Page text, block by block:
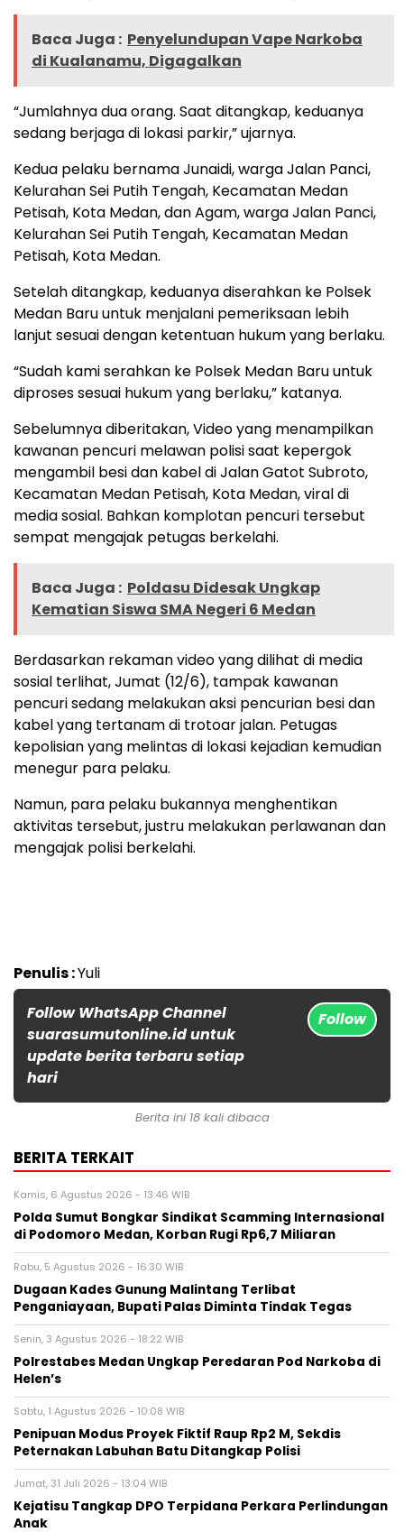
Baca Juga : Penyelundupan Vape Narkoba
di Kualanamu, Digagalkan
“Jumlahnya dua orang. Saat ditangkap, keduanya
sedang berjaga di lokasi parkir,” ujarnya.
Kedua pelaku bernama Junaidi, warga Jalan Panci,
Kelurahan Sei Putih Tengah, Kecamatan Medan
Petisah, Kota Medan, dan Agam, warga Jalan Panci,
Kelurahan Sei Putih Tengah, Kecamatan Medan
Petisah, Kota Medan.
Setelah ditangkap, keduanya diserahkan ke Polsek
Medan Baru untuk menjalani pemeriksaan lebih
lanjut sesuai dengan ketentuan hukum yang berlaku.
“Sudah kami serahkan ke Polsek Medan Baru untuk
diproses sesuai hukum yang berlaku,” katanya.
Sebelumnya diberitakan, Video yang menampilkan
kawanan pencuri melawan polisi saat kepergok
mengambil besi dan kabel di Jalan Gatot Subroto,
Kecamatan Medan Petisah, Kota Medan, viral di
media sosial. Bahkan komplotan pencuri tersebut
sempat mengajak petugas berkelahi.
Baca Juga : Poldasu Didesak Ungkap
Kematian Siswa SMA Negeri 6 Medan
Berdasarkan rekaman video yang dilihat di media
sosial terlihat, Jumat (12/6), tampak kawanan
pencuri sedang melakukan aksi pencurian besi dan
kabel yang tertanam di trotoar jalan. Petugas
kepolisian yang melintas di lokasi kejadian kemudian
menegur para pelaku.
Namun, para pelaku bukannya menghentikan
aktivitas tersebut, justru melakukan perlawanan dan
mengajak polisi berkelahi.
Penulis :Yuli
Follow WhatsApp Channel
suarasumutonline.id untuk
update berita terbaru setiap
hari
Follow
Berita ini 18 kali dibaca
BERITA TERKAIT
Kamis, 6 Agustus 2026 - 13:46 WIB
Polda Sumut Bongkar Sindikat Scamming Internasional
di Podomoro Medan, Korban Rugi Rp6,7 Miliaran
Rabu, 5 Agustus 2026 - 16:30 WIB
Dugaan Kades Gunung Malintang Terlibat
Penganiayaan, Bupati Palas Diminta Tindak Tegas
Senin, 3 Agustus 2026 - 18:22 WIB
Polrestabes Medan Ungkap Peredaran Pod Narkoba di
Helen’s
Sabtu, 1 Agustus 2026 - 10:08 WIB
Penipuan Modus Proyek Fiktif Raup Rp2 M, Sekdis
Peternakan Labuhan Batu Ditangkap Polisi
Jumat, 31 Juli 2026 - 13:04 WIB
Kejatisu Tangkap DPO Terpidana Perkara Perlindungan
Anak